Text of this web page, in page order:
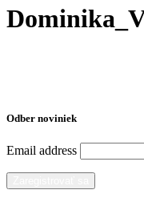
Odber noviniek
Email address